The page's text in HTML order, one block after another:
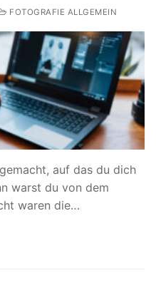
FOTOGRAFIE ALLGEMEIN
auf das du dich
warst du von dem
waren die…